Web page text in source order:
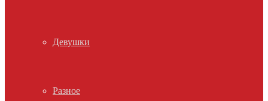
Девушки
Разное